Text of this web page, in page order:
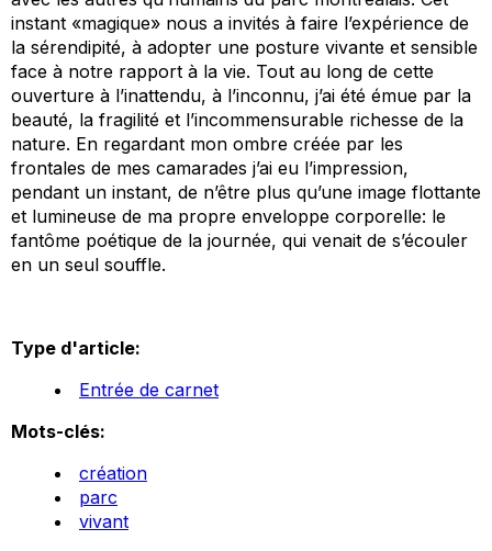
instant «magique» nous a invités à faire l’expérience de
la sérendipité, à adopter une posture vivante et sensible
face à notre rapport à la vie. Tout au long de cette
ouverture à l’inattendu, à l’inconnu, j’ai été émue par la
beauté, la fragilité et l’incommensurable richesse de la
nature. En regardant mon ombre créée par les
frontales de mes camarades j’ai eu l’impression,
pendant un instant, de n’être plus qu’une image flottante
et lumineuse de ma propre enveloppe corporelle: le
fantôme poétique de la journée, qui venait de s’écouler
en un seul souffle.
Type d'article:
Entrée de carnet
Mots-clés:
création
parc
vivant